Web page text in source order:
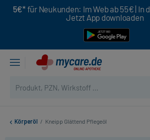
5€* für Neukunden: Im Web ab 55€ | In
Jetzt App downloaden
Körperöl / Kneipp Glättend Pflegeöl